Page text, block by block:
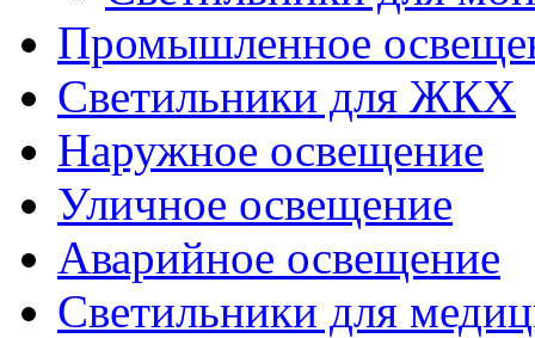
Промышленное
Светильники для ЖКХ
Наружное освещение
Уличное освещение
Аварийное освещение
Светильники для